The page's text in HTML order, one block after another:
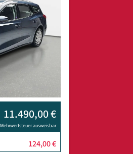
11.490,00 €
Mehrwertsteuer ausweisbar
124,00 €